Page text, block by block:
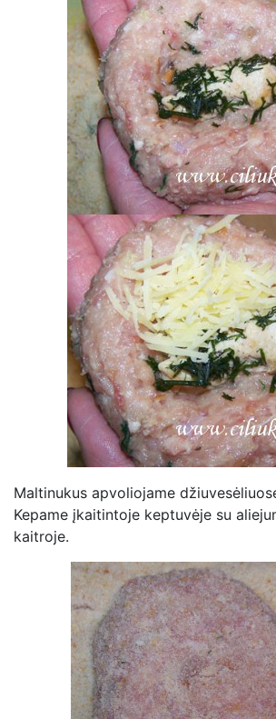
Maltinukus apvoliojame
Kepame įkaitintoje keptuvėje su
kaitroje.